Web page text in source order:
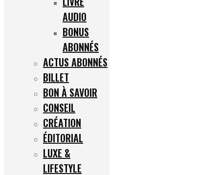
AUDIO
BONUS
ABONNÉS
ACTUS ABONNÉS
BILLET
BON À SAVOIR
CONSEIL
CRÉATION
ÉDITORIAL
LUXE &
LIFESTYLE